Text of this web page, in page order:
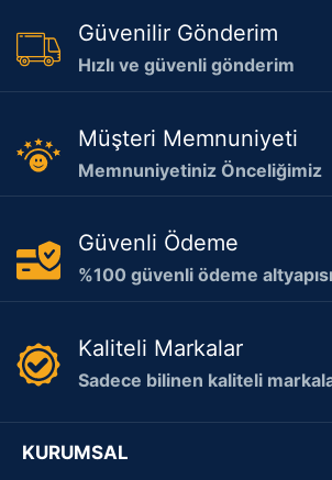
Güvenilir Gönderim
Hızlı ve güvenli gönderim
Müşteri Memnuniyeti
Memnuniyetiniz Önceliğimiz
Güvenli Ödeme
%100 güvenli ödeme altyapısı
Kaliteli Markalar
Sadece bilinen kaliteli
KURUMSAL